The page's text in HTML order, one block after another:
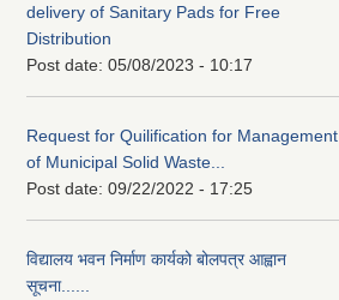
delivery of Sanitary Pads for Free
Distribution
Post date: 05/08/2023 - 10:17
Request for Quilification for Management
of Municipal Solid Waste...
Post date: 09/22/2022 - 17:25
विद्यालय भवन निर्माण कार्यको बोलपत्र आह्वान
सूचना......